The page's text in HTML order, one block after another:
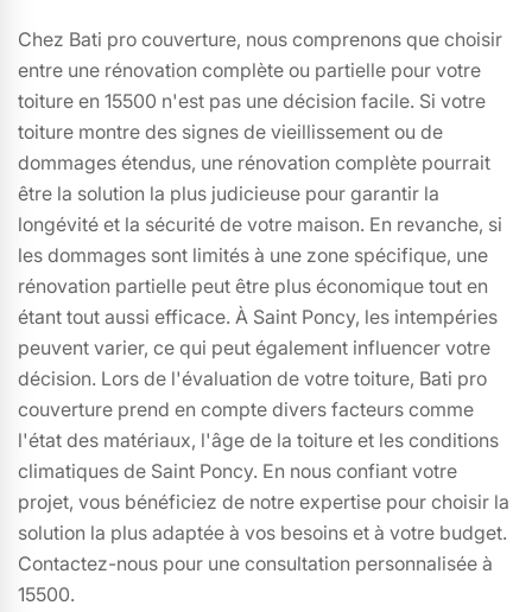
Chez Bati pro couverture, nous comprenons que choisir
entre une rénovation complète ou partielle pour votre
toiture en 15500 n'est pas une décision facile. Si votre
toiture montre des signes de vieillissement ou de
dommages étendus, une rénovation complète pourrait
être la solution la plus judicieuse pour garantir la
longévité et la sécurité de votre maison. En revanche, si
les dommages sont limités à une zone spécifique, une
rénovation partielle peut être plus économique tout en
étant tout aussi efficace. À Saint Poncy, les intempéries
peuvent varier, ce qui peut également influencer votre
décision. Lors de l'évaluation de votre toiture, Bati pro
couverture prend en compte divers facteurs comme
l'état des matériaux, l'âge de la toiture et les conditions
climatiques de Saint Poncy. En nous confiant votre
projet, vous bénéficiez de notre expertise pour choisir la
solution la plus adaptée à vos besoins et à votre budget.
Contactez-nous pour une consultation personnalisée à
15500.